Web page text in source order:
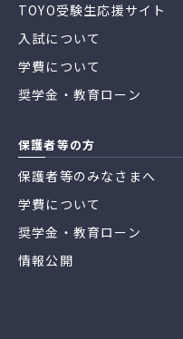
TOYO受験生応援サイト
入試について
学費について
奨学金・教育ローン
保護者等の方
保護者等のみなさまへ
学費について
奨学金・教育ローン
情報公開